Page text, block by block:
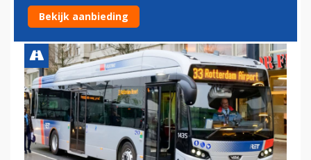
BEREIKBAAR MET HET OV
Bekijk aanbieding